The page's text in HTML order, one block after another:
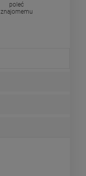
poleć
znajomemu